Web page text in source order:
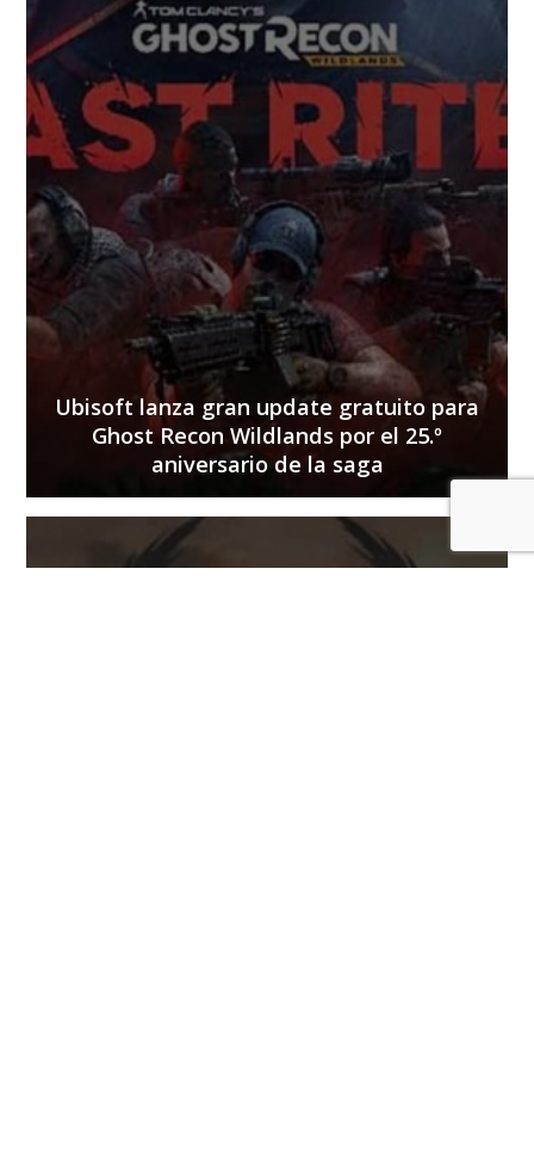
Ubisoft lanza gran update gratuito para
Ghost Recon Wildlands por el 25.º
aniversario de la saga